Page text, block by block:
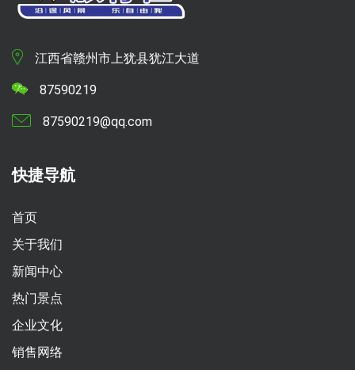
江西省赣州市上犹县犹江大道
87590219
87590219@qq.com
快捷导航
首页
关于我们
新闻中心
热门景点
企业文化
销售网络